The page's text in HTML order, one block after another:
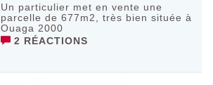
Un particulier met en vente une
parcelle de 677m2, très bien située à
Ouaga 2000
2 RÉACTIONS